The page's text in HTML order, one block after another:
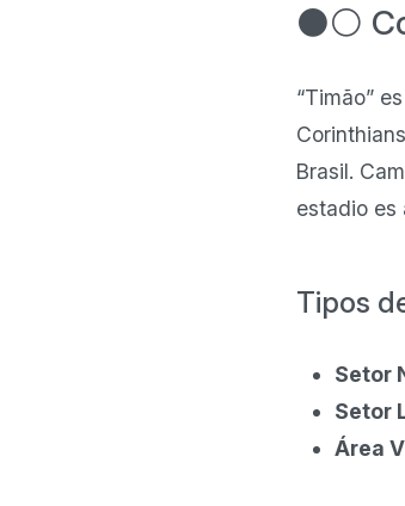
⚫⚪
“Timão”
Brasil.
estadio es
Tipos
Setor
Setor
Área